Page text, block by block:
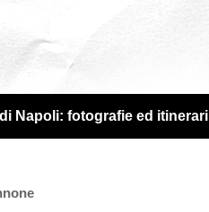
Napoli: fotografie ed itinerari